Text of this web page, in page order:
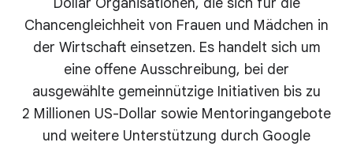
Chancengleichheit von Frauen und Mädchen in
der Wirtschaft einsetzen. Es handelt sich um
eine offene Ausschreibung, bei der
ausgewählte gemeinnützige Initiativen bis zu
2 Millionen US-Dollar sowie Mentoringangebote
und weitere Unterstützung durch Google